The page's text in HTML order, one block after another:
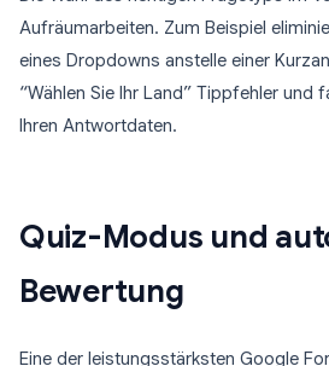
Aufräumarbeiten. Zum Beispiel
eines Dropdowns anstelle einer
“Wählen Sie Ihr Land” Tippfehler und
Ihren Antwortdaten.
Quiz-Modus und
Bewertung
Eine der leistungsstärksten Google